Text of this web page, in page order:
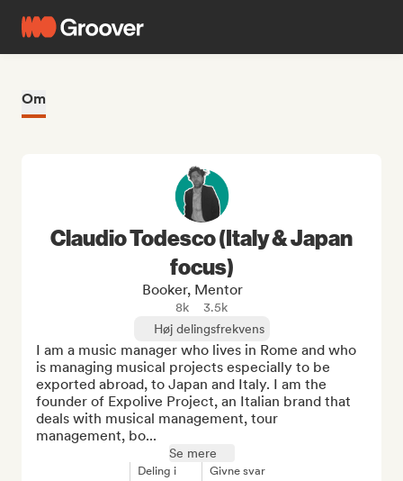
Om
Claudio Todesco (Italy & Japan
focus)
Booker, Mentor
8k
3.5k
Høj delingsfrekvens
I am a music manager who lives in Rome and who
is managing musical projects especially to be
exported abroad, to Japan and Italy. I am the
founder of Expolive Project, an Italian brand that
deals with musical management, tour
management, bo...
Se mere
Deling i Givne svar